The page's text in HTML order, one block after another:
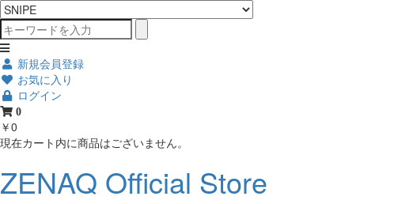
新規会員登録
お気に入り
ログイン
0
￥0
現在カート内に商品はございません。
ZENAQ Official Store